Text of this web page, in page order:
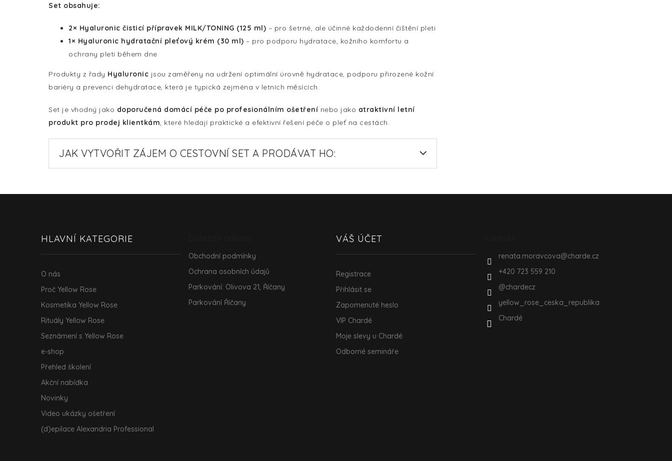
Set obsahuje:
2× Hyaluronic čisticí přípravek MILK/TONING (125 ml) – pro šetrné, ale účinné každodenní čištění pleti
1× Hyaluronic hydratační pleťový krém (30 ml) – pro podporu hydratace, kožního komfortu a
ochrany pleti během dne
Produkty z řady Hyaluronic jsou zaměřeny na udržení optimální úrovně hydratace, podporu přirozené kožní
bariéry a prevenci dehydratace, která je typická zejména v letních měsících.
Set je vhodný jako doporučená domácí péče po profesionálním ošetření nebo jako atraktivní letní
produkt pro prodej klientkám, které hledají praktické a efektivní řešení péče o pleť na cestách.
JAK VYTVOŘIT ZÁJEM O CESTOVNÍ SET A PRODÁVAT HO:
HLAVNÍ KATEGORIE
O nás
Proč Yellow Rose
Kosmetika Yellow Rose
Rituály Yellow Rose
Seznámení s Yellow Rose
e-shop
Přehled školení
Akční nabídka
Novinky
Video ukázky ošetření
(d)epilace Alexandria Professional
Obchodní podmínky
Ochrana osobních údajů
Parkování: Olivova 21, Říčany
Parkování Říčany
VÁŠ ÚČET
Registrace
Přihlásit se
Zapomenuté heslo
VIP Chardé
Moje slevy u Chardé
Odborné semináře
renata.moravcova@charde.cz
+420 723 559 210
@chardecz
yellow_rose_ceska_republika
Chardé